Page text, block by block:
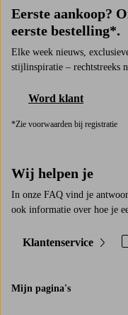
Eerste aankoop?
eerste bestelling*.
Elke week nieuws,
stijlinspiratie – rechtstreeks
Word klant
*Zie voorwaarden bij registratie
Wij helpen je
In onze FAQ vind je
ook informatie over hoe je
Klantenservice
Mijn pagina's